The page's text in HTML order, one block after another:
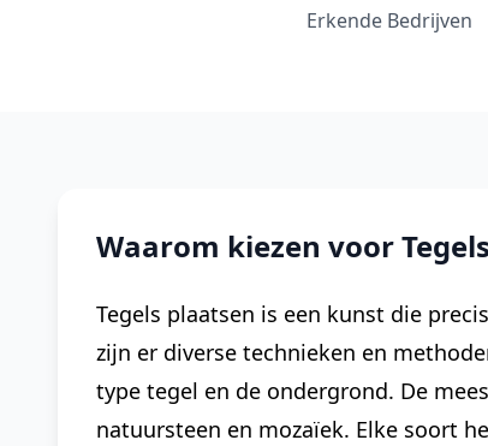
Erkende Bedrijven
Waarom kiezen voor
Tegels plaatsen is een kunst die
zijn er diverse technieken en
type tegel en de ondergrond. De
natuursteen en mozaïek. Elke soort